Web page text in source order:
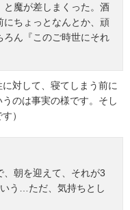
魔が差しまくった。酒
ちょっとなんとか、頑
ん『このご時世にそれ
対して、寝てしまう前に
のは事実の様です。そし
）
、朝を迎えて、それが3
う…ただ、気持ちとし